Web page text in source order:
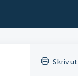
Skriv ut